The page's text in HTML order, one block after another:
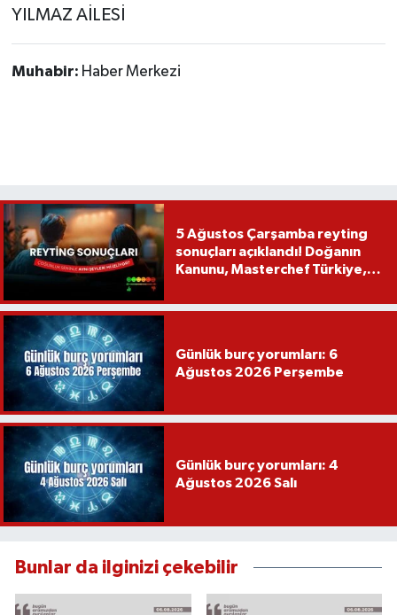
YILMAZ AİLESİ
Muhabir: Haber Merkezi
5 Ağustos Çarşamba reyting
sonuçları açıklandı! Doğanın
Kanunu, Masterchef Türkiye,
Günlük burç yorumları: 6
Ağustos 2026 Perşembe
Günlük burç yorumları: 4
Ağustos 2026 Salı
Bunlar da ilginizi çekebilir